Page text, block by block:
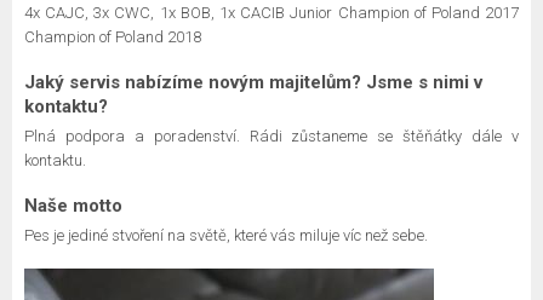
4x CAJC, 3x CWC, 1x BOB, 1x CACIB Junior Champion of Poland 2017
Champion of Poland 2018
Jaký servis nabízíme novým majitelům? Jsme s nimi v
kontaktu?
Plná podpora a poradenství. Rádi zůstaneme se štěňátky dále v
kontaktu.
Naše motto
Pes je jediné stvoření na světě, které vás miluje víc než sebe.